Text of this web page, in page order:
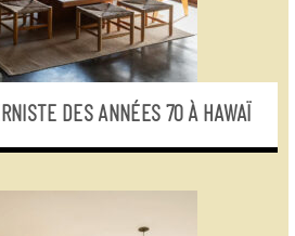
DES ANNÉES 70 À HAWAÏ